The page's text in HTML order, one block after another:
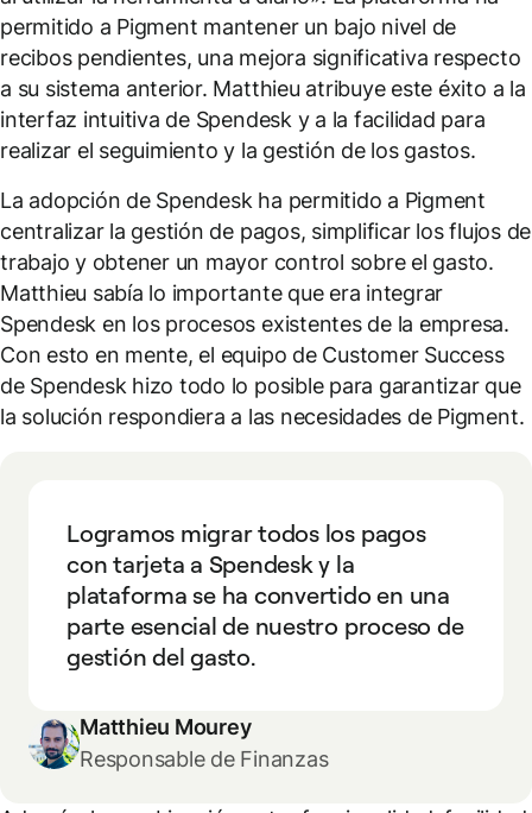
permitido a Pigment mantener un bajo nivel de
recibos pendientes, una mejora significativa respecto
a su sistema anterior. Matthieu atribuye este éxito a la
interfaz intuitiva de Spendesk y a la facilidad para
realizar el seguimiento y la gestión de los gastos.
La adopción de Spendesk ha permitido a Pigment
centralizar la gestión de pagos, simplificar los flujos de
trabajo y obtener un mayor control sobre el gasto.
Matthieu sabía lo importante que era integrar
Spendesk en los procesos existentes de la empresa.
Con esto en mente, el equipo de Customer Success
de Spendesk hizo todo lo posible para garantizar que
la solución respondiera a las necesidades de Pigment.
Logramos migrar todos los pagos
con tarjeta a Spendesk y la
plataforma se ha convertido en una
parte esencial de nuestro proceso de
gestión del gasto.
Matthieu Mourey
Responsable de Finanzas